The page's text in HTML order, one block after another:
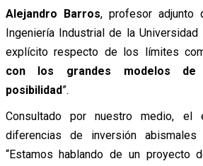
Alejandro Barros, profesor adjunto
Ingeniería Industrial de la
explícito respecto de los límites
con los grandes modelos de
posibilidad”.
Consultado por nuestro medio, el
diferencias de inversión
“Estamos hablando de un proyecto